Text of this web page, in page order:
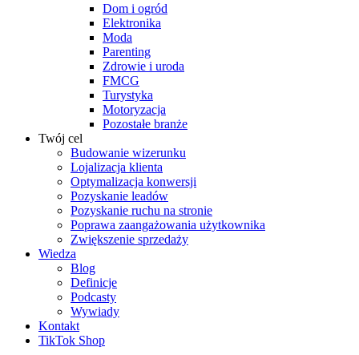
Dom i ogród
Elektronika
Moda
Parenting
Zdrowie i uroda
FMCG
Turystyka
Motoryzacja
Pozostałe branże
Twój cel
Budowanie wizerunku
Lojalizacja klienta
Optymalizacja konwersji
Pozyskanie leadów
Pozyskanie ruchu na stronie
Poprawa zaangażowania użytkownika
Zwiększenie sprzedaży
Wiedza
Blog
Definicje
Podcasty
Wywiady
Kontakt
TikTok Shop